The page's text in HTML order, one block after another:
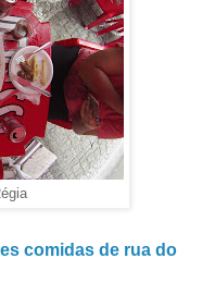
comidas de rua do